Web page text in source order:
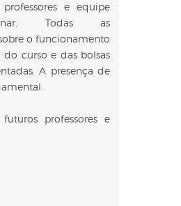
e equipe
Todas as
o funcionamento
do curso e das bolsas
A presença de
futuros professores e